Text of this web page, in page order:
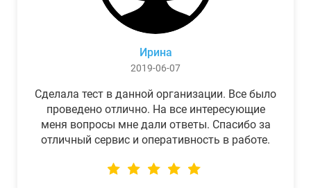
Ирина
2019-06-07
Сделала тест в данной организации. Все было
проведено отлично. На все интересующие
меня вопросы мне дали ответы. Спасибо за
отличный сервис и оперативность в работе.